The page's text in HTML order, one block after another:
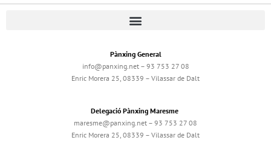
Pànxing General
info@panxing.net – 93 753 27 08
Enric Morera 25, 08339 – Vilassar de Dalt
Delegació Pànxing Maresme
maresme@panxing.net – 93 753 27 08
Enric Morera 25, 08339 – Vilassar de Dalt